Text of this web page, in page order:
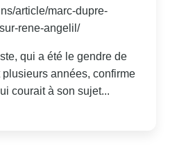
article/marc-dupre-
rene-angelil/
qui a été le gendre de
années, confirme
courait à son sujet...